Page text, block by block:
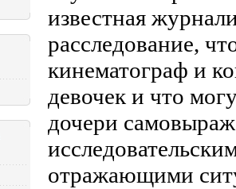
известная
расследование,
кинематограф и
девочек и что
дочери
отражающими